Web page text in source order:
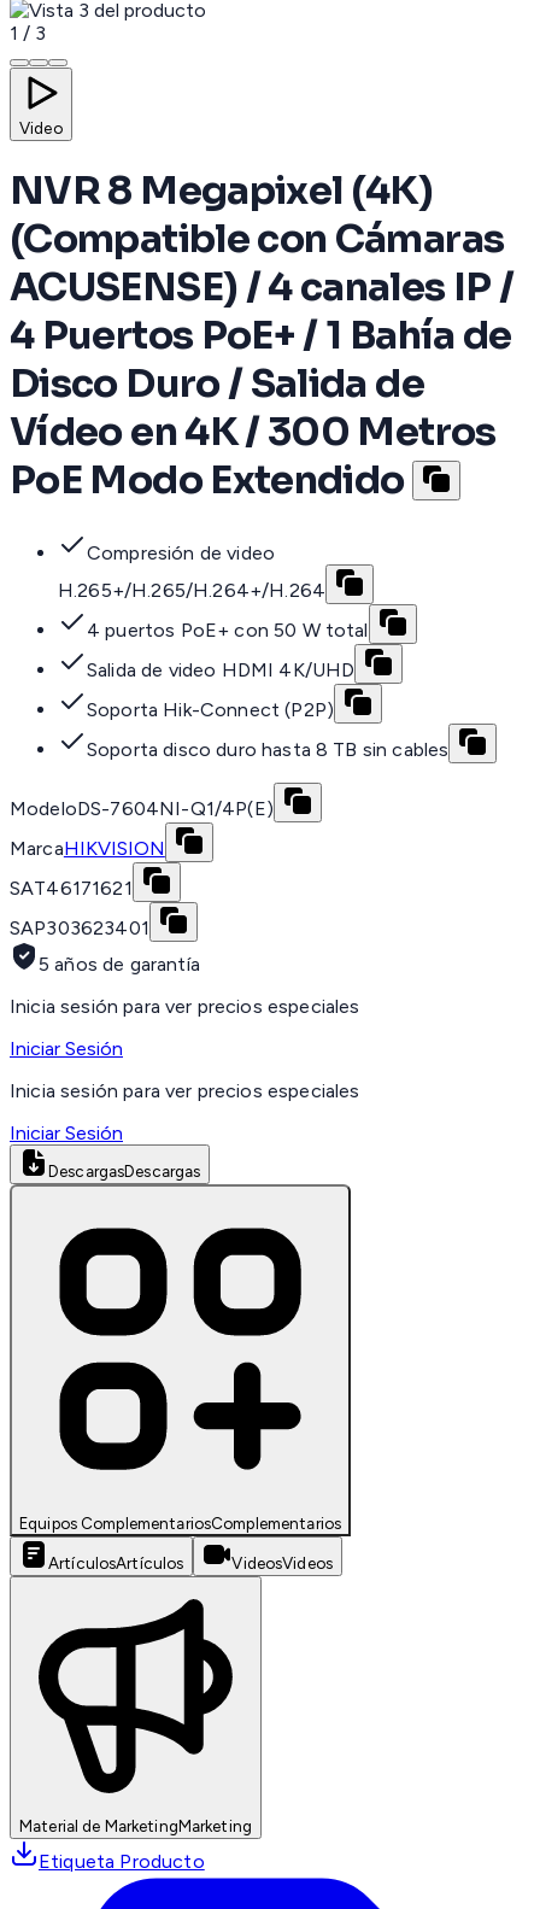
1 / 3
Video
NVR 8 Megapixel (4K)
(Compatible con Cámaras
ACUSENSE) / 4 canales IP /
4 Puertos PoE+ / 1 Bahía de
Disco Duro / Salida de
Vídeo en 4K / 300 Metros
PoE Modo Extendido
Compresión de video
H.265+/H.265/H.264+/H.264
4 puertos PoE+ con 50 W total
Salida de video HDMI 4K/UHD
Soporta Hik-Connect (P2P)
Soporta disco duro hasta 8 TB sin cables
ModeloDS-7604NI-Q1/4P(E)
MarcaHIKVISION
SAT46171621
SAP303623401
5 años de garantía
Inicia sesión para ver precios especiales
Iniciar Sesión
Inicia sesión para ver precios especiales
Iniciar Sesión
DescargasDescargas
Equipos ComplementariosComplementarios
ArtículosArtículos VideosVideos
Material de MarketingMarketing
Etiqueta Producto